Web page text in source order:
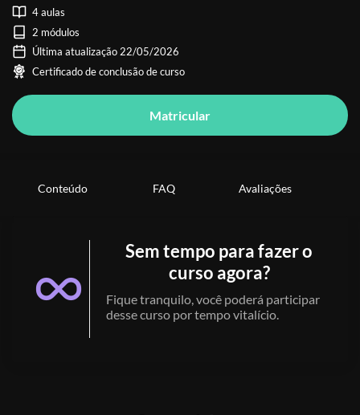
4 aulas
2 módulos
Última atualização 22/05/2026
Certificado de conclusão de curso
Matricular
Conteúdo FAQ Avaliações
Sem tempo para fazer o
curso agora?
Fique tranquilo, você poderá participar
desse curso por tempo vitalício.